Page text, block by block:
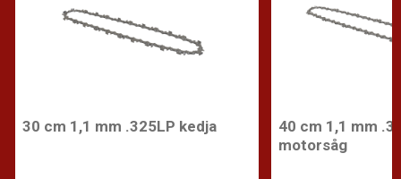
30 cm 1,1 mm .325LP kedja
40 cm 1,1 mm
motorsåg